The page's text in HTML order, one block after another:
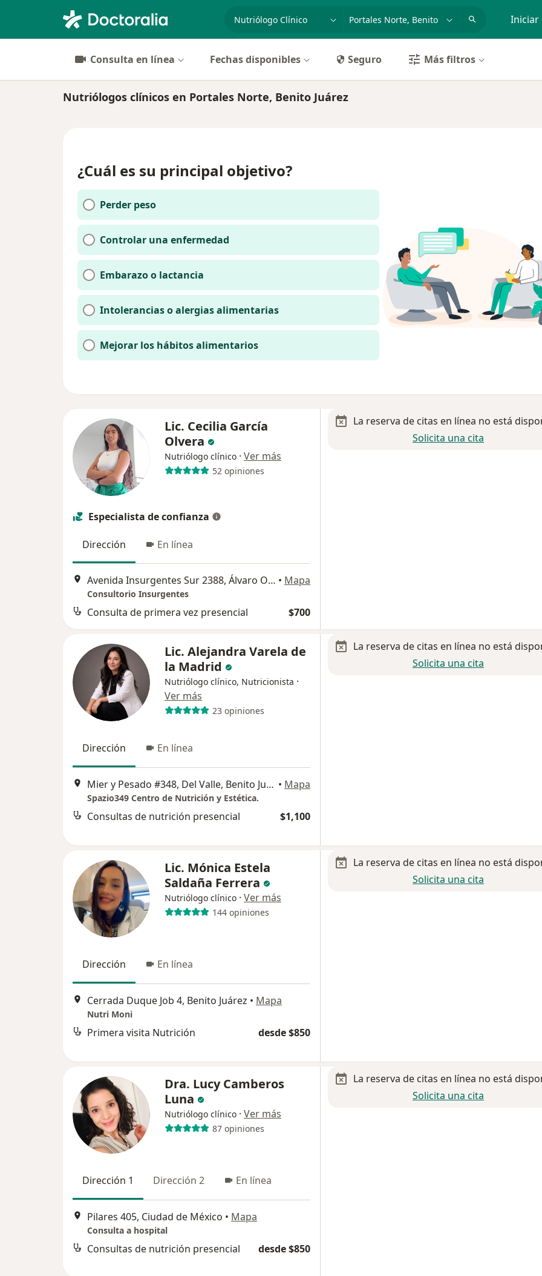
especialidad, enfermedad o nombre Iniciar
Consulta en línea Fechas disponibles Seguro Más filtros
Nutriólogos clínicos en Portales Norte, Benito Juárez
¿Cuál es su principal objetivo?
Perder peso
Controlar una enfermedad
Embarazo o lactancia
Intolerancias o alergias alimentarias
Mejorar los hábitos alimentarios
Lic. Cecilia García
Olvera
Nutriólogo clínico · Ver más
52 opiniones
Especialista de confianza
Dirección En línea
Avenida Insurgentes Sur 2388, Álvaro Obregón • Mapa
Consultorio Insurgentes
Consulta de primera vez presencial $700
La reserva de citas en línea no está
Solicita una cita
Lic. Alejandra Varela de
la Madrid
Nutriólogo clínico, Nutricionista ·
Ver más
23 opiniones
Dirección En línea
Mier y Pesado #348, Del Valle, Benito Juárez • Mapa
Spazio349 Centro de Nutrición y Estética.
Consultas de nutrición presencial $1,100
La reserva de citas en línea no está
Solicita una cita
Lic. Mónica Estela
Saldaña Ferrera
Nutriólogo clínico · Ver más
144 opiniones
Dirección En línea
Cerrada Duque Job 4, Benito Juárez • Mapa
Nutri Moni
Primera visita Nutrición desde $850
La reserva de citas en línea no está
Solicita una cita
Dra. Lucy Camberos
Luna
Nutriólogo clínico · Ver más
87 opiniones
Dirección 1 Dirección 2 En línea
Pilares 405, Ciudad de México • Mapa
Consulta a hospital
Consultas de nutrición presencial desde $850
La reserva de citas en línea no está
Solicita una cita